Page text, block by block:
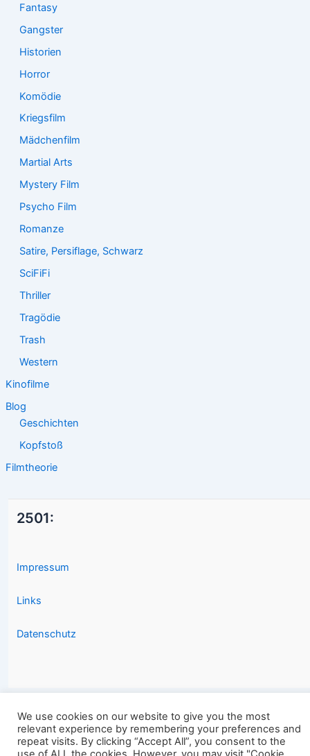
Fantasy
Gangster
Historien
Horror
Komödie
Kriegsfilm
Mädchenfilm
Martial Arts
Mystery Film
Psycho Film
Romanze
Satire, Persiflage, Schwarz
SciFiFi
Thriller
Tragödie
Trash
Western
Kinofilme
Blog
Geschichten
Kopfstoß
Filmtheorie
2501:
Impressum
Links
Datenschutz
Copyright © 2026 2501.eu Gute Filme |
We use cookies on our website to give you the most
relevant experience by remembering your preferences and
repeat visits. By clicking “Accept All”, you consent to the